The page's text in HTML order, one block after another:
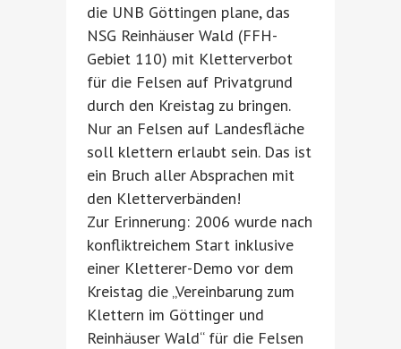
die UNB Göttingen plane, das
NSG Reinhäuser Wald (FFH-
Gebiet 110) mit Kletterverbot
für die Felsen auf Privatgrund
durch den Kreistag zu bringen.
Nur an Felsen auf Landesfläche
soll klettern erlaubt sein. Das ist
ein Bruch aller Absprachen mit
den Kletterverbänden!
Zur Erinnerung: 2006 wurde nach
konfliktreichem Start inklusive
einer Kletterer-Demo vor dem
Kreistag die „Vereinbarung zum
Klettern im Göttinger und
Reinhäuser Wald“ für die Felsen